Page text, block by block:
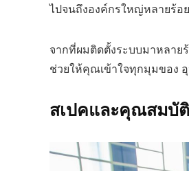
ไปจนถึงองค์กรใหญ่หลายร้
จากที่ผมติดตั้งระบบมาหลา
ช่วยให้คุณเข้าใจทุกมุมของ
สเปคและคุณสมบั